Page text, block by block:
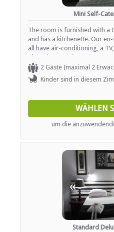
Mini Self-
The room is furnished with a
and has a kitchenette. Our
all have air-conditioning, a
There is an onsite gym,
lounges all with fireplaces, a
2 Gäste (maximal 2
Kinder sind in diesem
WÄHLEN
um die
«
Standard